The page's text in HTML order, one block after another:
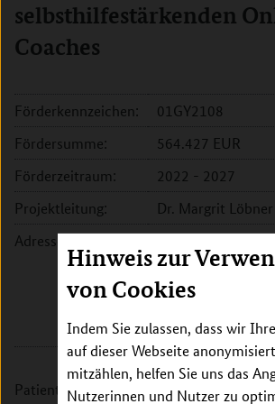
Hinweis zur
von Cookies
Indem Sie zulassen, dass wir
auf dieser Webseite anonymisiert
mitzählen, helfen Sie uns das
Nutzerinnen und Nutzer zu
selbsthilfestärkenden
Coaches
Förderkennzeichen:
01GY2108
Fördersumme:
564.427 EUR
Förderzeitraum:
2022 - 2027
Projektleitung:
Dr. Margrit Löbner
Adresse:
für Sozialmedizin,
und Public Health
04103 Leipzig
Patientinnen und Patienten mit